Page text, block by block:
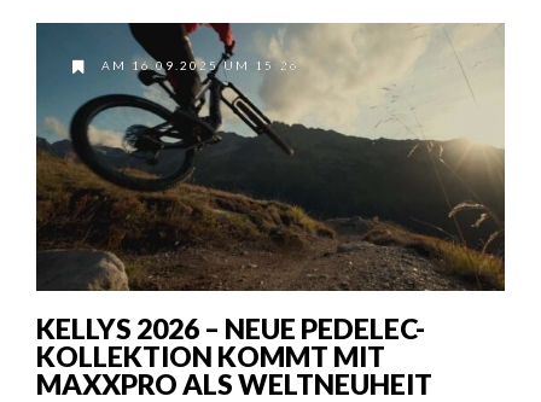
AM 16.09.2025 UM 15:26
KELLYS 2026 – NEUE PEDELEC-
KOLLEKTION KOMMT MIT
MAXXPRO ALS WELTNEUHEIT